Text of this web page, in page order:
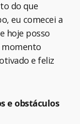
do que
eu comecei a
hoje posso
momento
e feliz
e obstáculos